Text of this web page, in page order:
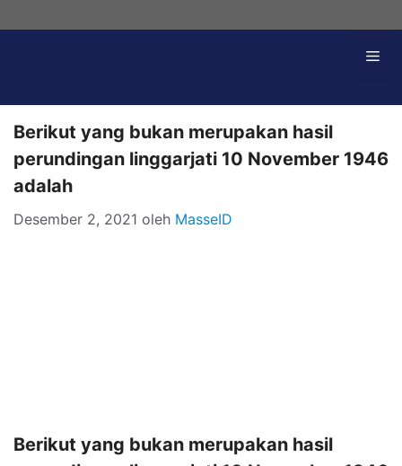
Berikut yang bukan merupakan hasil
perundingan linggarjati 10 November 1946
adalah
Desember 2, 2021 oleh MasseID
Berikut yang bukan merupakan hasil